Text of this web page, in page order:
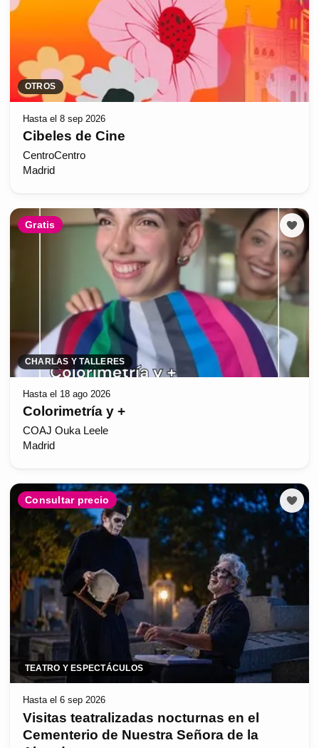
OTROS
Hasta el 8 sep 2026
Cibeles de Cine
CentroCentro
Madrid
Gratis
CHARLAS Y TALLERES
Hasta el 18 ago 2026
Colorimetría y +
COAJ Ouka Leele
Madrid
Consultar precio
TEATRO Y ESPECTÁCULOS
Hasta el 6 sep 2026
Visitas teatralizadas nocturnas en el
Cementerio de Nuestra Señora de la